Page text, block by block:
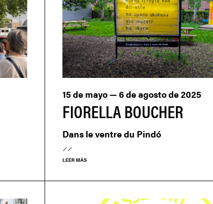
FIORELLA BOUCHER
15 de mayo — 6 de agosto de 2025
Dans le ventre du Pindó
LEER MÁS